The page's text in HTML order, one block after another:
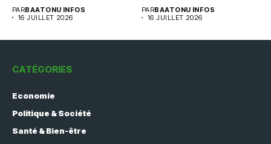
PARBAATONU INFOS
16 JUILLET 2026
PARBAATONU INFOS
16 JUILLET 2026
CATÉGORIES
Economie
Politique & Société
Santé & Bien-être